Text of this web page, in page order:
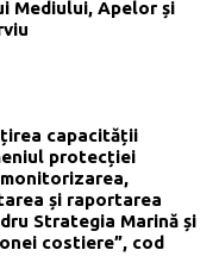
Mediului, Apelor și
capacității
protecției
și raportarea
Strategia Marină și
costiere”, cod